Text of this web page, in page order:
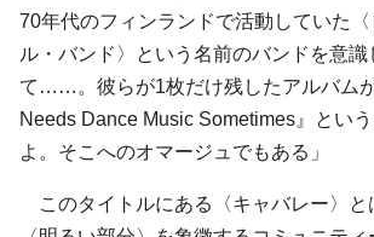
70年代のフィンランドで活動していた
ル・バンド〉という名前のバンドを意識
て……。彼らが1枚だけ残したアルバム
Needs Dance Music Sometimes』とい
よ。そこへのオマージュでもある」
このタイトルにある〈キャバレー〉と